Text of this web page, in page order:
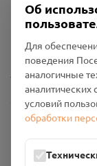
Политика
Промо-материалы
Настройки cookies
Общество с
Проект Помним»
Юридический
Руднянский, г.
Об
Для
поведения
аналогичные
аналитических
условий
обработки